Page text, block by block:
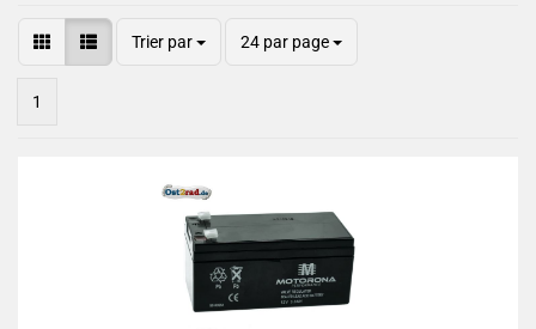
Trier par 24 par page
1